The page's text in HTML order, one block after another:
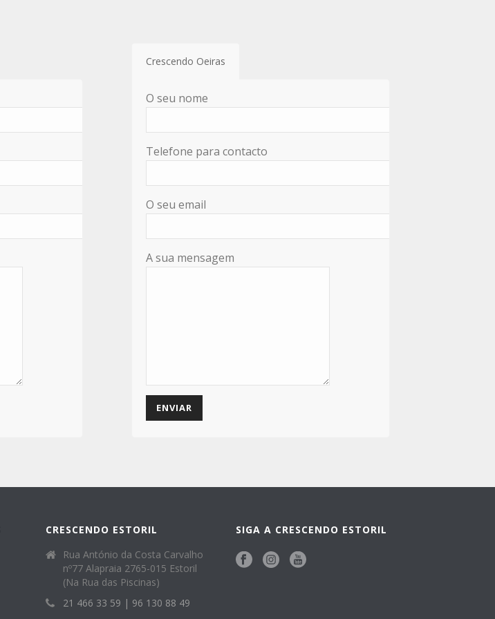
Crescendo Oeiras
O seu nome
Telefone para contacto
O seu email
A sua mensagem
CRESCENDO ESTORIL
Rua António da Costa Carvalho
nº77 Alapraia 2765-015 Estoril
(Na Rua das Piscinas)
21 466 33 59 | 96 130 88 49
SIGA A CRESCENDO ESTORIL